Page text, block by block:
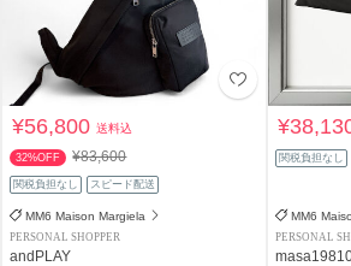
¥56,800送料込
32%OFF ¥83,600
関税負担なし スピード配送
MM6 Maison Margiela
PERSONAL SHOPPER
andPLAY
関税負担なし
MM6
PERSONAL